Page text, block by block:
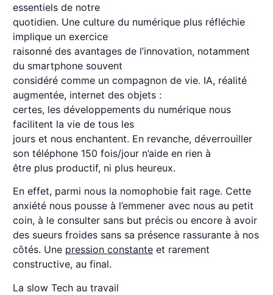
essentiels de notre
quotidien. Une culture du numérique plus réfléchie
implique un exercice
raisonné des avantages de l’innovation, notamment
du smartphone souvent
considéré comme un compagnon de vie. IA, réalité
augmentée, internet des objets :
certes, les développements du numérique nous
facilitent la vie de tous les
jours et nous enchantent. En revanche, déverrouiller
son téléphone 150 fois/jour n’aide en rien à
être plus productif, ni plus heureux.
En effet, parmi nous la nomophobie fait rage. Cette
anxiété nous pousse à l’emmener avec nous au petit
coin, à le consulter sans but précis ou encore à avoir
des sueurs froides sans sa présence rassurante à nos
côtés. Une pression constante et rarement
constructive, au final.
La slow Tech au travail